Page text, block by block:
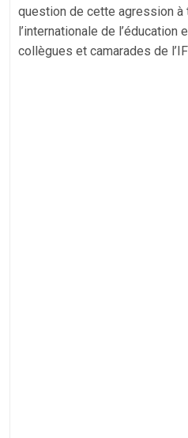
question de cette agression à
l’internationale de l’éducation
collègues et camarades de